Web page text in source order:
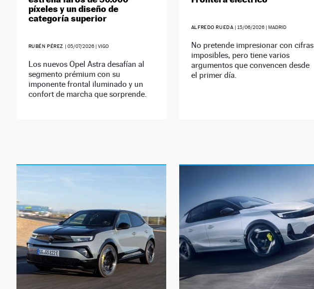
píxeles y un diseño de
categoría superior
RUBÉN PÉREZ | 05/07/2026| VIGO
Los nuevos Opel Astra desafían al
segmento prémium con su
imponente frontal iluminado y un
confort de marcha que sorprende.
ALFREDO RUEDA | 15/06/2026| MADRID
No pretende impresionar con cifras
imposibles, pero tiene varios
argumentos que convencen desde
el primer día.